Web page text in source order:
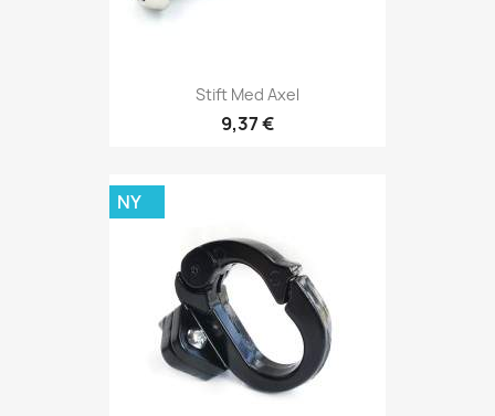
Stift Med Axel
9,37 €
NY